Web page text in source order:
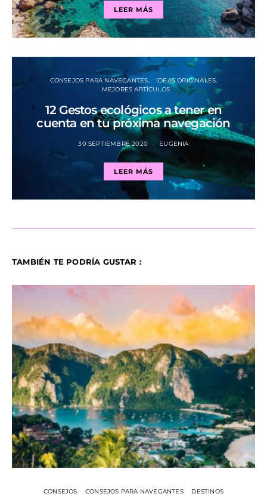
LEER MÁS
CONSEJOS PARA NAVEGANTES
IDEAS ORIGINALES
MEJORES ARTÍCULOS
12 Gestos ecológicos a tener en
cuenta en tu próxima navegación
30 SEPTIEMBRE 2020 EUGENIA
LEER MÁS
TAMBIÉN TE PODRÍA GUSTAR :
CONSEJOS CONSEJOS PARA NAVEGANTES DESTINOS